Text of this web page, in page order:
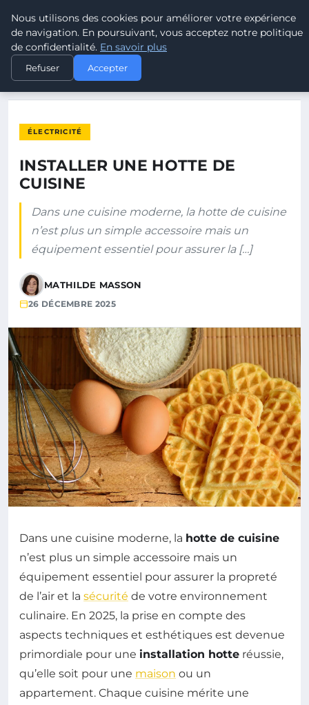
ELECTRODESTOCKS
ACCUEIL
ÉLECTRICITÉ
INSTALLER UNE HOTTE DE
CUISINE
Dans une cuisine moderne, la hotte de cuisine
n’est plus un simple accessoire mais un
équipement essentiel pour assurer la […]
MATHILDE MASSON
26 DÉCEMBRE 2025
Dans une cuisine moderne, la hotte de cuisine
n’est plus un simple accessoire mais un
équipement essentiel pour assurer la propreté
de l’air et la sécurité de votre environnement
culinaire. En 2025, la prise en compte des
aspects techniques et esthétiques est devenue
primordiale pour une installation hotte réussie,
qu’elle soit pour une maison ou un
appartement. Chaque cuisine mérite une
Nous utilisons des cookies pour améliorer votre expérience
de navigation. En poursuivant, vous acceptez notre politique
de confidentialité. En savoir plus
Refuser Accepter